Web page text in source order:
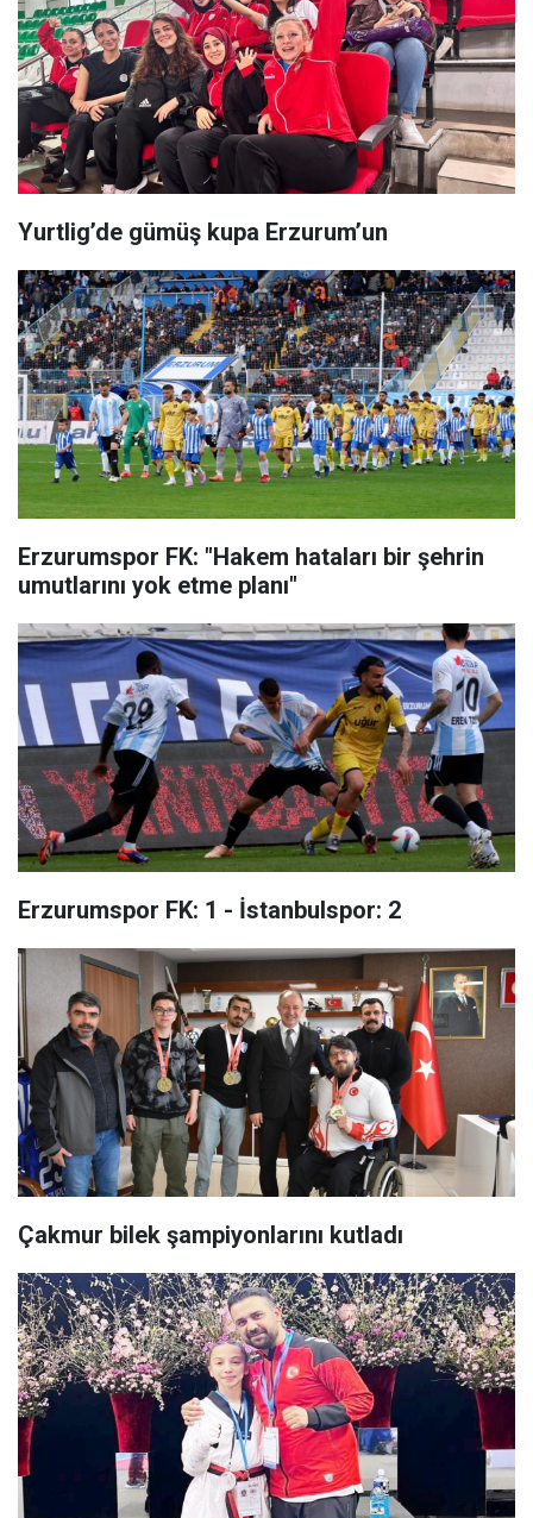
Yurtlig’de gümüş kupa Erzurum’un
Erzurumspor FK: "Hakem hataları bir şehrin
umutlarını yok etme planı"
Erzurumspor FK: 1 - İstanbulspor: 2
Çakmur bilek şampiyonlarını kutladı